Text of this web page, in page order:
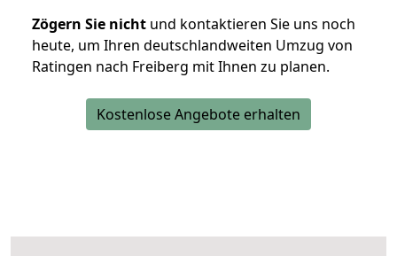
Zögern Sie nicht und kontaktieren Sie uns noch
heute, um Ihren deutschlandweiten Umzug von
Ratingen nach Freiberg mit Ihnen zu planen.
Kostenlose Angebote erhalten